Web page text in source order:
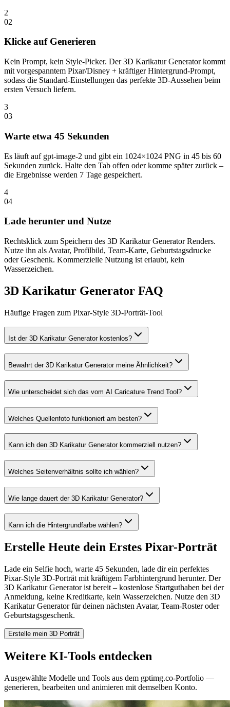
2
02
Klicke auf Generieren
Kein Prompt, kein Style-Picker. Der 3D Karikatur Generator kommt
mit vorgespanntem Pixar/Disney + kräftiger Hintergrund-Prompt,
sodass die Standard-Einstellungen das perfekte 3D-Aussehen beim
ersten Versuch liefern.
3
03
Warte etwa 45 Sekunden
Es läuft auf gpt-image-2 und gibt ein 1024×1024 PNG in 45 bis 60
Sekunden zurück. Halte den Tab offen oder komme später zurück –
die Ergebnisse werden 7 Tage gespeichert.
4
04
Lade herunter und Nutze
Rechtsklick zum Speichern des 3D Karikatur Generator Renders.
Nutze ihn als Avatar, Profilbild, Team-Karte, Geburtstagsdrucke
oder Geschenk. Kommerzielle Nutzung ist erlaubt, kein
Wasserzeichen.
3D Karikatur Generator FAQ
Häufige Fragen zum Pixar-Style 3D-Porträt-Tool
Ist der 3D Karikatur Generator kostenlos?
Bewahrt der 3D Karikatur Generator meine Ähnlichkeit?
Wie unterscheidet sich das vom AI Caricature Trend Tool?
Welches Quellenfoto funktioniert am besten?
Kann ich den 3D Karikatur Generator kommerziell nutzen?
Welches Seitenverhältnis sollte ich wählen?
Wie lange dauert der 3D Karikatur Generator?
Kann ich die Hintergrundfarbe wählen?
Erstelle Heute dein Erstes Pixar-Porträt
Lade ein Selfie hoch, warte 45 Sekunden, lade dir ein perfektes
Pixar-Style 3D-Porträt mit kräftigem Farbhintergrund herunter. Der
3D Karikatur Generator ist bereit – kostenlose Startguthaben bei der
Anmeldung, keine Kreditkarte, kein Wasserzeichen. Nutze den 3D
Karikatur Generator für deinen nächsten Avatar, Team-Roster oder
Geburtstagsgeschenk.
Erstelle mein 3D Porträt
Weitere KI-Tools entdecken
Ausgewählte Modelle und Tools aus dem gptimg.co-Portfolio —
generieren, bearbeiten und animieren mit demselben Konto.